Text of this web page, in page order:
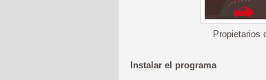
Propietarios
Instalar el programa